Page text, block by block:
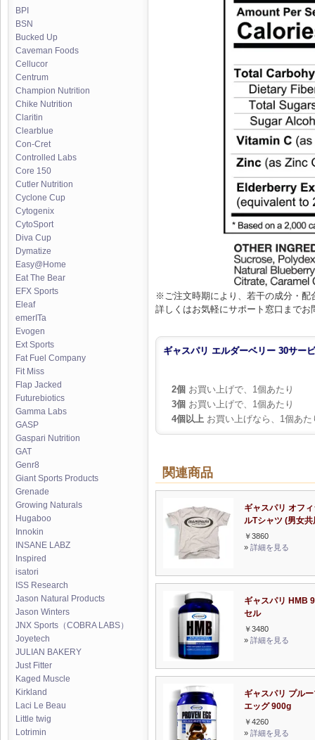
BPI
BSN
Bucked Up
Caveman Foods
Cellucor
Centrum
Champion Nutrition
Chike Nutrition
Claritin
Clearblue
Con-Cret
Controlled Labs
Core 150
Cutler Nutrition
Cyclone Cup
Cytogenix
CytoSport
Diva Cup
Dymatize
Easy@Home
Eat The Bear
EFX Sports
Eleaf
emerITa
Evogen
Ext Sports
Fat Fuel Company
Fit Miss
Flap Jacked
Futurebiotics
Gamma Labs
GASP
Gaspari Nutrition
GAT
Genr8
Giant Sports Products
Grenade
Growing Naturals
Hugaboo
Innokin
INSANE LABZ
Inspired
isatori
ISS Research
Jason Natural Products
Jason Winters
JNX Sports（COBRA LABS）
Joyetech
JULIAN BAKERY
Just Fitter
Kaged Muscle
Kirkland
Laci Le Beau
Little twig
Lotrimin
※ご注文時期により、若干の成分・配
詳しくはお気軽にサポート窓口までお
ギャスパリ エルダーベリー 30サー
2個 お買い上げで、1個あたり
3個 お買い上げで、1個あたり
4個以上 お買い上げなら、1個あた
関連商品
ギャスパリ オフ
ルTシャツ (男女共
￥3860
» 詳細を見る
ギャスパリ HMB
セル
￥3480
» 詳細を見る
ギャスパリ プル
エッグ 900g
￥4260
» 詳細を見る